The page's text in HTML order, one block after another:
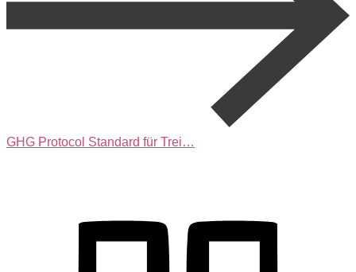
GHG Protocol Standard für Trei…